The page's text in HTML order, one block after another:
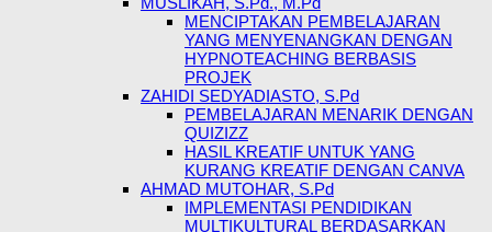
MENCIPTAKAN PEMBELAJARAN
YANG MENYENANGKAN DENGAN
HYPNOTEACHING BERBASIS
PROJEK
ZAHIDI SEDYADIASTO, S.Pd
PEMBELAJARAN MENARIK DENGAN
QUIZIZZ
HASIL KREATIF UNTUK YANG
KURANG KREATIF DENGAN CANVA
AHMAD MUTOHAR, S.Pd
IMPLEMENTASI PENDIDIKAN
MULTIKULTURAL BERDASARKAN